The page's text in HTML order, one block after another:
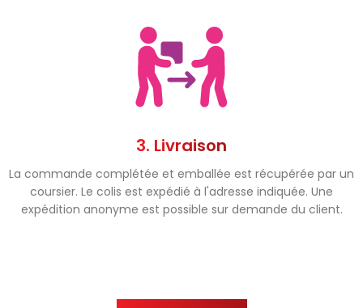
3. Livraison
La commande complétée et emballée est récupérée par un
coursier. Le colis est expédié à l'adresse indiquée. Une
expédition anonyme est possible sur demande du client.